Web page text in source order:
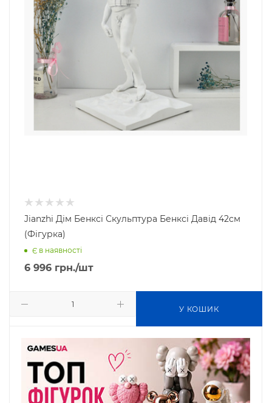
Jianzhi Дім Бенксі Скульптура Бенксі Давід 42см
(Фігурка)
Є в наявності
6 996 грн./шт
У КОШИК